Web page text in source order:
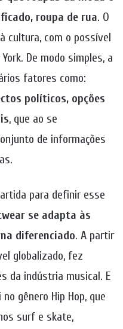
roupa de rua. O
cultura, com o possível
De modo simples, a
fatores como:
políticos, opções
, que ao se
de informações
para definir esse
se adapta às
diferenciado. A partir
globalizado, fez
da indústria musical. E
gênero Hip Hop, que
surf e skate,